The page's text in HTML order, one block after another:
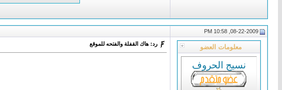
معلومات العضو
نسيج الحروف
رد: هاك القفلة والفتحه للموقع